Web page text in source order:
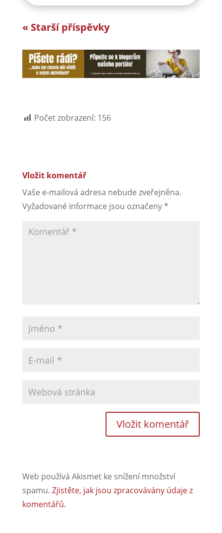
« Starší příspěvky
Počet zobrazení: 156
Vložit komentář
Vaše e-mailová adresa nebude zveřejněna.
Vyžadované informace jsou označeny*
Web používá Akismet ke snížení množství
spamu. Zjistěte, jak jsou zpracovávány údaje z
komentářů.